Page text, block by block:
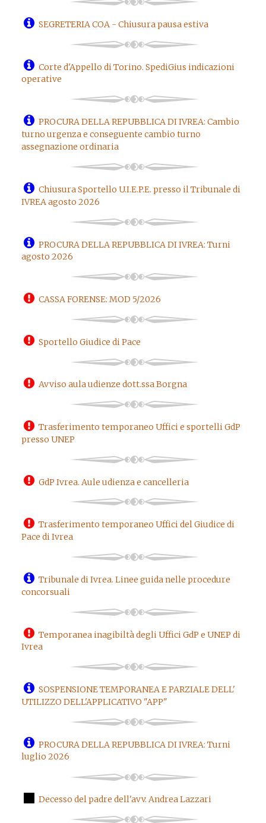
SEGRETERIA COA - Chiusura pausa estiva
Corte d'Appello di Torino. SpediGius indicazioni
operative
PROCURA DELLA REPUBBLICA DI IVREA: Cambio
turno urgenza e conseguente cambio turno
assegnazione ordinaria
Chiusura Sportello U.I.E.P.E. presso il Tribunale di
IVREA agosto 2026
PROCURA DELLA REPUBBLICA DI IVREA: Turni
agosto 2026
CASSA FORENSE: MOD 5/2026
Sportello Giudice di Pace
Avviso aula udienze dott.ssa Borgna
Trasferimento temporaneo Uffici e sportelli GdP
presso UNEP
GdP Ivrea. Aule udienza e cancelleria
Trasferimento temporaneo Uffici del Giudice di
Pace di Ivrea
Tribunale di Ivrea. Linee guida nelle procedure
concorsuali
Temporanea inagibiltà degli Uffici GdP e UNEP di
Ivrea
SOSPENSIONE TEMPORANEA E PARZIALE DELL'
UTILIZZO DELL'APPLICATIVO "APP"
PROCURA DELLA REPUBBLICA DI IVREA: Turni
luglio 2026
Decesso del padre dell'avv. Andrea Lazzari